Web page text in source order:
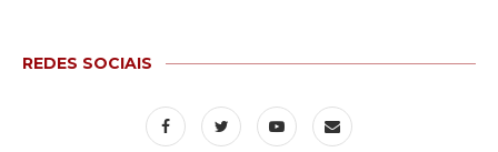
REDES SOCIAIS